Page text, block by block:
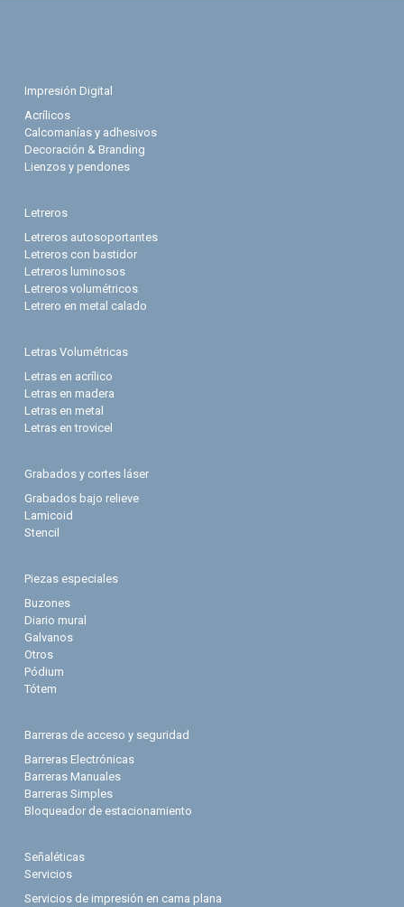
Impresión Digital
Acrílicos
Calcomanías y adhesivos
Decoración & Branding
Lienzos y pendones
Letreros
Letreros autosoportantes
Letreros con bastidor
Letreros luminosos
Letreros volumétricos
Letrero en metal calado
Letras Volumétricas
Letras en acrílico
Letras en madera
Letras en metal
Letras en trovicel
Grabados y cortes láser
Grabados bajo relieve
Lamicoid
Stencil
Piezas especiales
Buzones
Diario mural
Galvanos
Otros
Pódium
Tótem
Barreras de acceso y seguridad
Barreras Electrónicas
Barreras Manuales
Barreras Simples
Bloqueador de estacionamiento
Señaléticas
Servicios
Servicios de impresión en cama plana